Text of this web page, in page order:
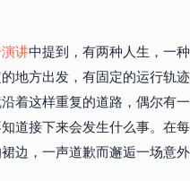
讲中提到，有两种人生，一
地方出发，有固定的运行轨
着这样重复的道路，偶尔有
道接下来会发生什么事。在
边，一声道歉而邂逅一场意外